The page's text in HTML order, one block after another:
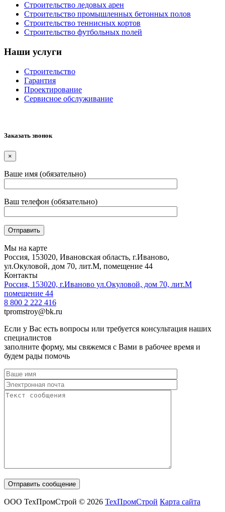
Строительство ледовых арен
Строительство промышленных бетонных полов
Строительство теннисных кортов
Строительство футбольных полей
Наши услуги
Cтроительство
Гарантия
Проектирование
Сервисное обслуживание
Заказать звонок
×
Ваше имя (обязательно)
Ваш телефон (обязательно)
Мы на карте
Россия, 153020, Ивановская область, г.Иваново,
ул.Окуловой, дом 70, лит.М, помещение 44
Контакты
Россия, 153020, г.Иваново ул.Окуловой, дом 70, лит.М
помещение 44
8 800 2 222 416
tpromstroy@bk.ru
Если у Вас есть вопросы или требуется консультация наших
специалистов
заполните форму, мы свяжемся с Вами в рабочее время и
будем рады помочь
ООО ТехПромСтрой © 2026 ТехПромСтрой Карта сайта